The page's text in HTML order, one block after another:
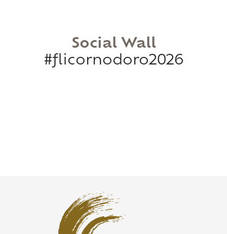
Social Wall
#flicornodoro2026